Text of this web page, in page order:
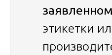
этикетки